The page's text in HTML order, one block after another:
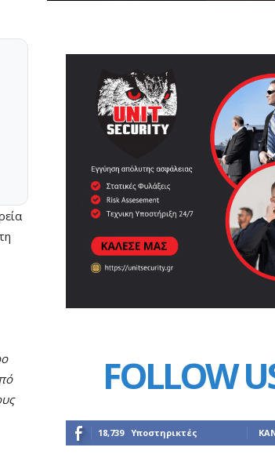
FOLLOW
18,739 Υποστηρικτές